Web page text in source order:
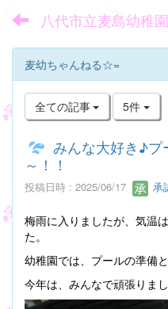
八代市立麦島幼稚園
麦幼ちゃんねる☆=
全ての記事 5件
みんな大好き♪プ
～！！
投稿日時 : 2025/06/17 承
梅雨に入りましたが、気温
た。
幼稚園では、プールの準備
今年は、みんなで頑張りまし